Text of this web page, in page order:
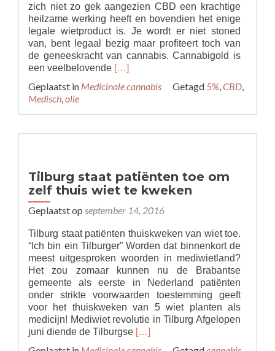
zich niet zo gek aangezien CBD een krachtige
heilzame werking heeft en bovendien het enige
legale wietproduct is. Je wordt er niet stoned
van, bent legaal bezig maar profiteert toch van
de geneeskracht van cannabis. Cannabigold is
een veelbelovende Read
about
nieuwe
[…]
Geplaatst in Medicinale cannabis Getagd 5% CBD
Medisch olie
Tilburg staat patiënten toe om
zelf thuis wiet te kweken
Geplaatst op september 14, 2016
Tilburg staat patiënten thuiskweken van wiet toe.
“Ich bin ein Tilburger” Worden dat binnenkort de
meest uitgesproken woorden in mediwietland?
Het zou zomaar kunnen nu de Brabantse
gemeente als eerste in Nederland patiënten
onder strikte voorwaarden toestemming geeft
voor het thuiskweken van 5 wiet planten als
medicijn! Mediwiet revolutie in Tilburg Afgelopen
juni diende de Tilburgse Read
[…]